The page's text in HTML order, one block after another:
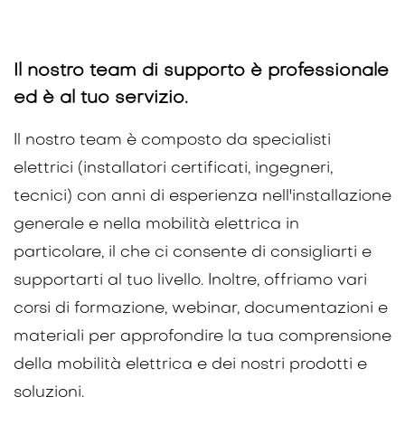
Il nostro team di supporto è professionale
ed è al tuo servizio.
Il nostro team è composto da specialisti
elettrici (installatori certificati, ingegneri,
tecnici) con anni di esperienza nell'installazione
generale e nella mobilità elettrica in
particolare, il che ci consente di consigliarti e
supportarti al tuo livello. Inoltre, offriamo vari
corsi di formazione, webinar, documentazioni e
materiali per approfondire la tua comprensione
della mobilità elettrica e dei nostri prodotti e
soluzioni.